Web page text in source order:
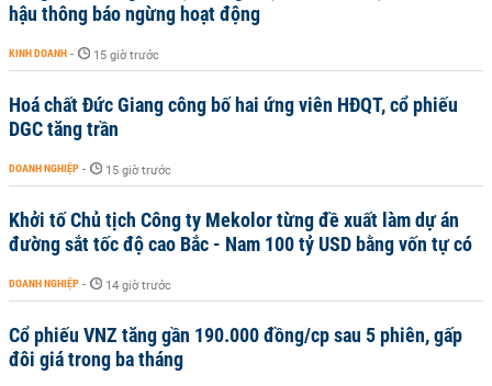
hậu thông báo ngừng hoạt động
KINH DOANH - 15 giờ trước
Hoá chất Đức Giang công bố hai ứng viên HĐQT, cổ phiếu
DGC tăng trần
DOANH NGHIỆP - 15 giờ trước
Khởi tố Chủ tịch Công ty Mekolor từng đề xuất làm dự án
đường sắt tốc độ cao Bắc - Nam 100 tỷ USD bằng vốn tự có
DOANH NGHIỆP - 14 giờ trước
Cổ phiếu VNZ tăng gần 190.000 đồng/cp sau 5 phiên, gấp
đôi giá trong ba tháng